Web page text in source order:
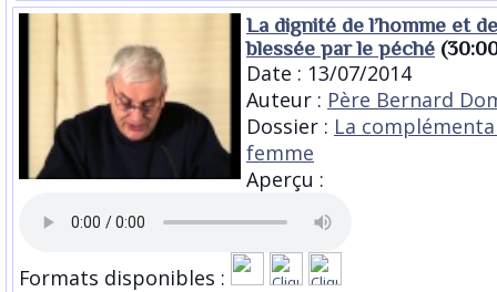
La dignité de l’homme et
blessée par le péché
Date : 13/07/2014
Auteur : Père Bernard
Dossier : La
femme
Aperçu :
Formats disponibles :